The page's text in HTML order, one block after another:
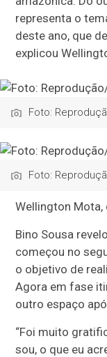
representa o
deste ano, que
explicou
Foto:
Foto:
Wellington
Bino Sousa
começou no
o objetivo de
Agora em fase
outro espaço
“Foi muito
sou, o que eu